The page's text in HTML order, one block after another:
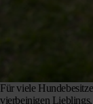
Für viele
vierbeinigen